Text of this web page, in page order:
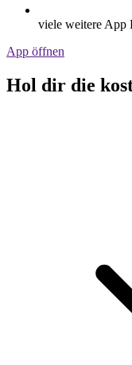
viele weitere App
App öffnen
Hol dir die